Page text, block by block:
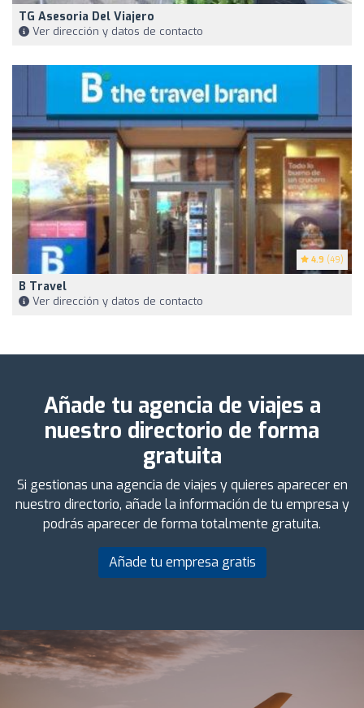
TG Asesoria Del Viajero
Ver dirección y datos de contacto
4.9 (49)
B Travel
Ver dirección y datos de contacto
Añade tu agencia de viajes a
nuestro directorio de forma
gratuita
Si gestionas una agencia de viajes y quieres aparecer en
nuestro directorio, añade la información de tu empresa y
podrás aparecer de forma totalmente gratuita.
Añade tu empresa gratis